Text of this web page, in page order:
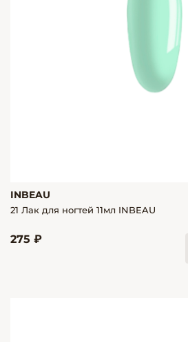
INBEAU
21 Лак для ногтей 11мл INBEAU
275 ₽